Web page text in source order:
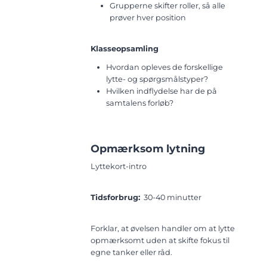
Grupperne skifter roller, så alle
prøver hver position
Klasseopsamling
Hvordan opleves de forskellige
lytte- og spørgsmålstyper?
Hvilken indflydelse har de på
samtalens forløb?
Opmærksom lytning
Lyttekort-intro
Tidsforbrug: 30-40 minutter
Forklar, at øvelsen handler om at lytte
opmærksomt uden at skifte fokus til
egne tanker eller råd.